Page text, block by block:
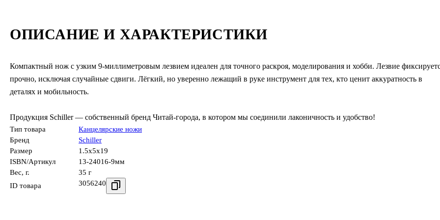
ОПИСАНИЕ И ХАРАКТЕРИСТИКИ
Компактный нож с узким 9-миллиметровым лезвием идеален для точного раскроя, моделирования и хобби. Лезвие
прочно, исключая случайные сдвиги. Лёгкий, но уверенно лежащий в руке инструмент для тех, кто ценит аккуратность в
деталях и мобильность.
Продукция Schiller — собственный бренд Читай-города, в котором мы соединили лаконичность и удобство!
Тип товара
Канцелярские ножи
Бренд
Schiller
Размер
1.5x5x19
ISBN/Артикул
13-24016-9мм
Вес, г.
35 г
ID товара
3056240